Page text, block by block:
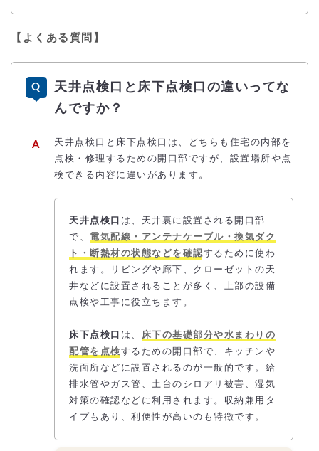
【よくある質問】
天井点検口と床下点検口の違いってな
んですか？
天井点検口と床下点検口は、どちらも住宅の内部を
点検・修理するための開口部ですが、設置場所や点
検できる内容に違いがあります。
天井点検口 は、天井裏に設置される開口部
で、 電気配線・アンテナケーブル・換気ダク
ト・断熱材の状態などを確認するために使わ
れます。リビングや廊下、クローゼットの天
井などに設置されることが多く、上部の設備
点検や工事に役立ちます。
床下点検口 は、
床下の基礎部分や水まわりの
配管を点検するための開口部で、キッチンや
洗面所などに設置されるのが一般的です。給
排水管やガス管、土台のシロアリ被害、湿気
対策の確認などに利用されます。収納兼用タ
イプもあり、利便性が高いのも特徴です。